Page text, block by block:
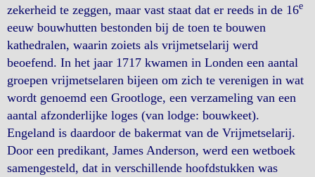
zekerheid te zeggen, maar vast staat dat er reeds in de 16e
eeuw bouwhutten bestonden bij de toen te bouwen
kathedralen, waarin zoiets als vrijmetselarij werd
beoefend. In het jaar 1717 kwamen in Londen een aantal
groepen vrijmetselaren bijeen om zich te verenigen in wat
wordt genoemd een Grootloge, een verzameling van een
aantal afzonderlijke loges (van lodge: bouwkeet).
Engeland is daardoor de bakermat van de Vrijmetselarij.
Door een predikant, James Anderson, werd een wetboek
samengesteld, dat in verschillende hoofdstukken was